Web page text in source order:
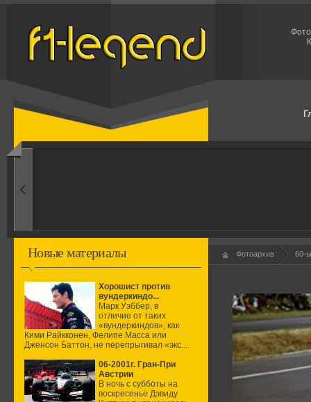
Новые материалы
Хорошист против
вундеркиндо...
Марк Уэббер, в
отличие от таких
«вундеркиндов», как
Кими Райкконен, Фелипе Масса или
Дженсон Баттон, не перепрыгивал «экс...
06-2001г. Гран-При
Австрии
В ночь с субботы на
воскресенье Дэвиду
Фотоархив 60-